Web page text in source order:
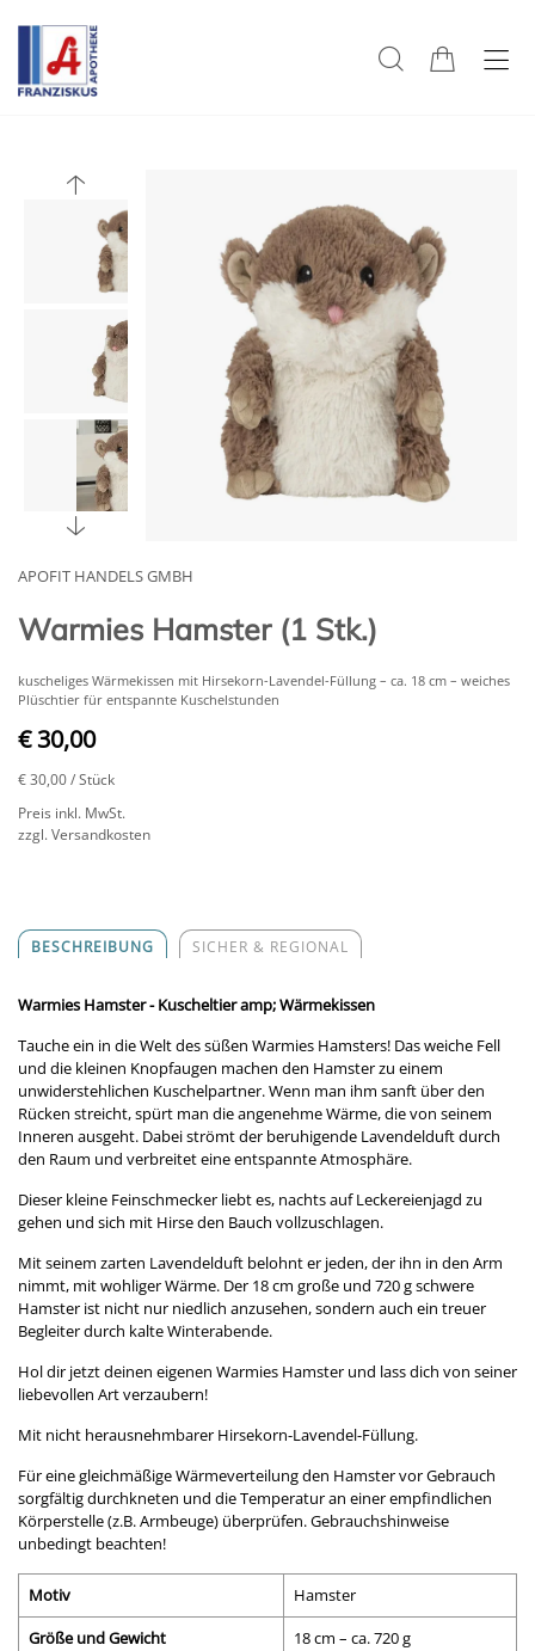
APOFIT HANDELS GMBH
Warmies Hamster (1 Stk.)
kuscheliges Wärmekissen mit Hirsekorn-Lavendel-Füllung – ca. 18 cm – weiches
Plüschtier für entspannte Kuschelstunden
€ 30,00
€ 30,00/ Stück
Preis inkl. MwSt.
zzgl. Versandkosten
BESCHREIBUNG SICHER & REGIONAL
Warmies Hamster - Kuscheltier amp; Wärmekissen
Tauche ein in die Welt des süßen Warmies Hamsters! Das weiche Fell
und die kleinen Knopfaugen machen den Hamster zu einem
unwiderstehlichen Kuschelpartner. Wenn man ihm sanft über den
Rücken streicht, spürt man die angenehme Wärme, die von seinem
Inneren ausgeht. Dabei strömt der beruhigende Lavendelduft durch
den Raum und verbreitet eine entspannte Atmosphäre.
Dieser kleine Feinschmecker liebt es, nachts auf Leckereienjagd zu
gehen und sich mit Hirse den Bauch vollzuschlagen.
Mit seinem zarten Lavendelduft belohnt er jeden, der ihn in den Arm
nimmt, mit wohliger Wärme. Der 18 cm große und 720 g schwere
Hamster ist nicht nur niedlich anzusehen, sondern auch ein treuer
Begleiter durch kalte Winterabende.
Hol dir jetzt deinen eigenen Warmies Hamster und lass dich von seiner
liebevollen Art verzaubern!
Mit nicht herausnehmbarer Hirsekorn-Lavendel-Füllung.
Für eine gleichmäßige Wärmeverteilung den Hamster vor Gebrauch
sorgfältig durchkneten und die Temperatur an einer empfindlichen
Körperstelle (z.B. Armbeuge) überprüfen. Gebrauchshinweise
unbedingt beachten!
Motiv
Hamster
Größe und Gewicht
18 cm – ca. 720 g